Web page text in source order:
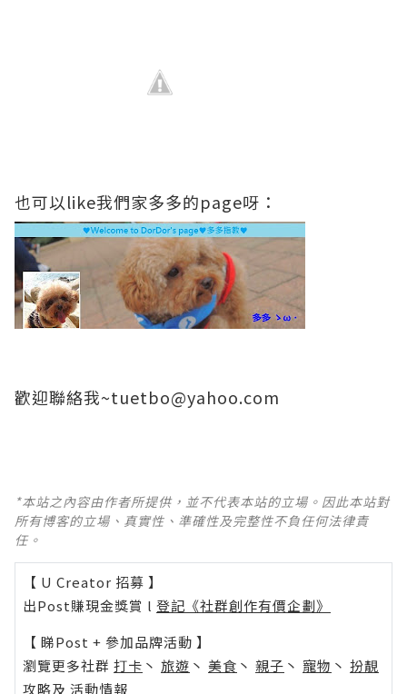
也可以like我們家多多的page呀：
歡迎聯絡我~tuetbo@yahoo.com
*本站之內容由作者所提供，並不代表本站的立場。因此本站對
所有博客的立場、真實性、準確性及完整性不負任何法律責
任。
【 U Creator 招募 】
出Post賺現金獎賞 l 登記《社群創作有價企劃》
【 睇Post + 參加品牌活動 】
瀏覽更多社群 打卡 丶 旅遊 丶 美食 丶 親子 丶 寵物 丶 扮靚
攻略及 活動情報